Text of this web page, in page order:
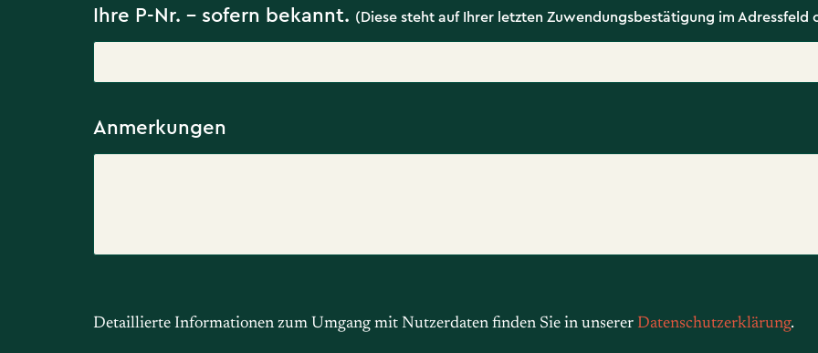
Ihre P-Nr. - sofern bekannt. (Diese steht auf Ihrer letzten Zuwendungsbestätigung im Adressfeld
Anmerkungen
Detaillierte Informationen zum Umgang mit Nutzerdaten finden Sie in unserer Datenschutzerklärung.